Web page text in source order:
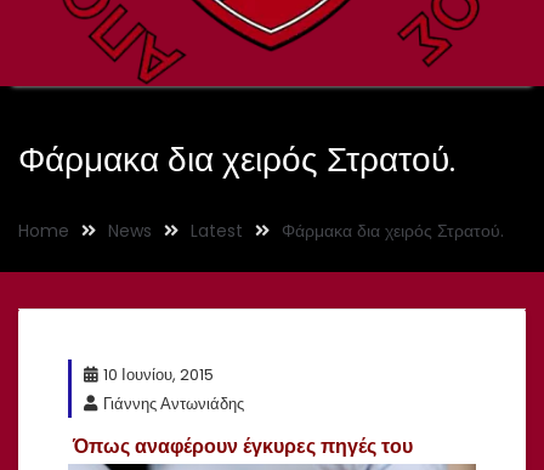
Φάρμακα δια χειρός Στρατού.
Home News Latest Φάρμακα δια χειρός Στρατού.
10 Ιουνίου, 2015
Γιάννης Αντωνιάδης
Όπως αναφέρουν έγκυρες πηγές του